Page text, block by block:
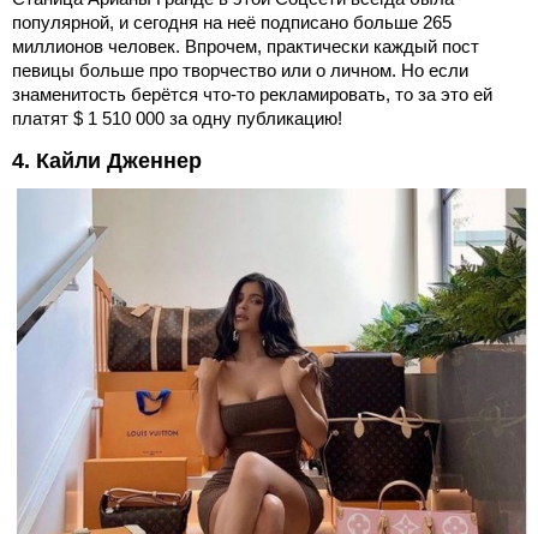
популярной, и сегодня на неё подписано больше 265
миллионов человек. Впрочем, практически каждый пост
певицы больше про творчество или о личном. Но если
знаменитость берётся что-то рекламировать, то за это ей
платят $ 1 510 000 за одну публикацию!
4. Кайли Дженнер